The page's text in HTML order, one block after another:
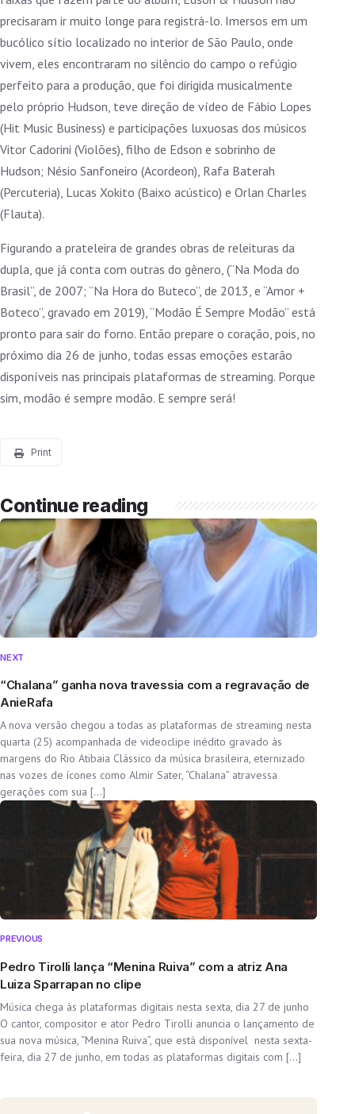
precisaram ir muito longe para registrá-lo. Imersos em um
bucólico sítio localizado no interior de São Paulo, onde
vivem, eles encontraram no silêncio do campo o refúgio
perfeito para a produção, que foi dirigida musicalmente
pelo próprio Hudson, teve direção de vídeo de Fábio Lopes
(Hit Music Business) e participações luxuosas dos músicos
Vitor Cadorini (Violões), filho de Edson e sobrinho de
Hudson; Nésio Sanfoneiro (Acordeon), Rafa Baterah
(Percuteria), Lucas Xokito (Baixo acústico) e Orlan Charles
(Flauta).
Figurando a prateleira de grandes obras de releituras da
dupla, que já conta com outras do gênero, (“Na Moda do
Brasil”, de 2007; “Na Hora do Buteco”, de 2013, e “Amor +
Boteco”, gravado em 2019), “Modão É Sempre Modão” está
pronto para sair do forno. Então prepare o coração, pois, no
próximo dia 26 de junho, todas essas emoções estarão
disponíveis nas principais plataformas de streaming. Porque
sim, modão é sempre modão. E sempre será!
Print
Continue reading
NEXT
“Chalana” ganha nova travessia com a regravação de
AnieRafa
A nova versão chegou a todas as plataformas de streaming nesta
quarta (25) acompanhada de videoclipe inédito gravado às
margens do Rio Atibaia Clássico da música brasileira, eternizado
nas vozes de ícones como Almir Sater, “Chalana” atravessa
gerações com sua […]
PREVIOUS
Pedro Tirolli lança “Menina Ruiva” com a atriz Ana
Luiza Sparrapan no clipe
Música chega às plataformas digitais nesta sexta, dia 27 de junho
O cantor, compositor e ator Pedro Tirolli anuncia o lançamento de
sua nova música, “Menina Ruiva”, que está disponível nesta sexta-
feira, dia 27 de junho, em todas as plataformas digitais com […]